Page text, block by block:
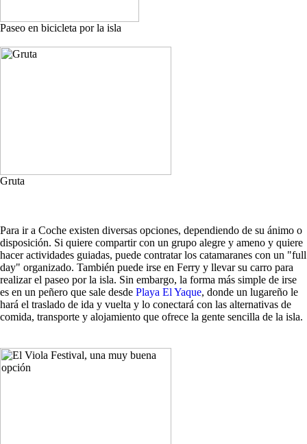
Paseo en bicicleta por la isla
Gruta
Para ir a Coche existen diversas opciones, dependiendo de su ánimo o
disposición. Si quiere compartir con un grupo alegre y ameno y quiere
hacer actividades guiadas, puede contratar los catamaranes con un "full
day" organizado. También puede irse en Ferry y llevar su carro para
realizar el paseo por la isla. Sin embargo, la forma más simple de irse
es en un peñero que sale desde Playa El Yaque, donde un lugareño le
hará el traslado de ida y vuelta y lo conectará con las alternativas de
comida, transporte y alojamiento que ofrece la gente sencilla de la isla.